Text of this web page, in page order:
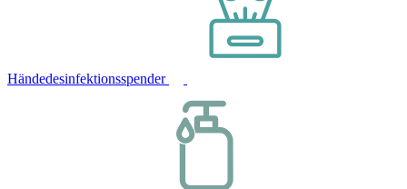
Händedesinfektionsspender